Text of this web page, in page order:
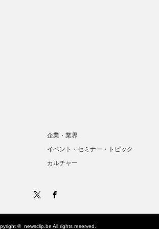
企業・業界
イベント・セミナー・トピック
カルチャー
© newsclip.be All rights reserved.